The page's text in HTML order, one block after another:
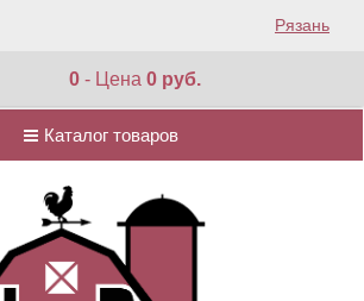
Рязань
0 - Цена0 руб.
Каталог товаров